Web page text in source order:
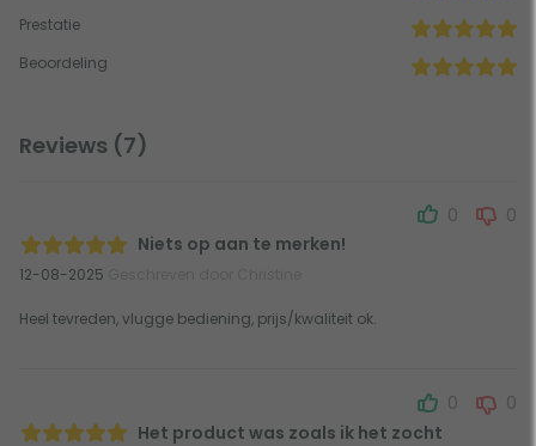
Prestatie
Beoordeling
Reviews (7)
Niets op aan te merken!
12-08-2025
0 0
Heel tevreden, vlugge bediening, prijs/kwaliteit ok.
Het product was zoals ik het zocht
0 0